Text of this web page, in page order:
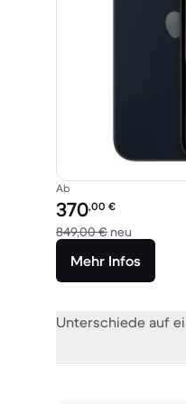
Ab
Preis des erneuerten
370,00 €
849,00 € neu
Mehr Infos
Unterschiede auf